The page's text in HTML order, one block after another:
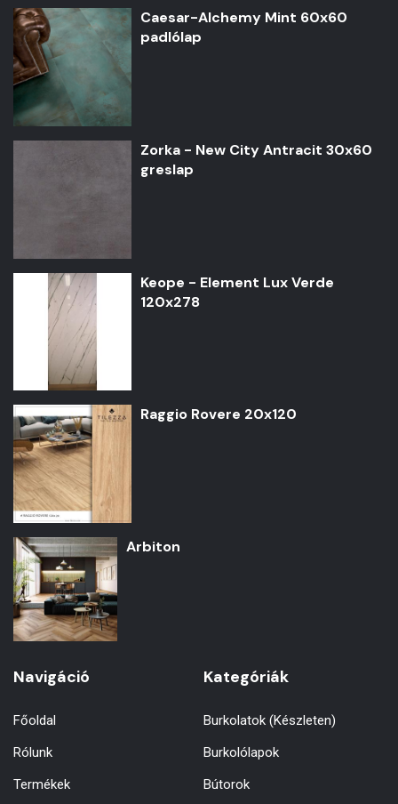
Caesar-Alchemy Mint 60x60
padlólap
Zorka - New City Antracit 30x60
greslap
Keope - Element Lux Verde
120x278
Raggio Rovere 20x120
Arbiton
Navigáció
Főoldal
Rólunk
Termékek
Kategóriák
Burkolatok (Készleten)
Burkolólapok
Bútorok